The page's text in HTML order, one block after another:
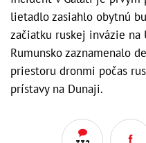
lietadlo zasiahlo obytnú
začiatku ruskej invázie
Rumunsko zaznamenalo
priestoru dronmi počas
prístavy na Dunaji.